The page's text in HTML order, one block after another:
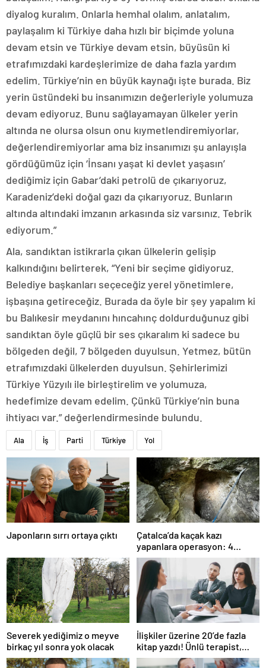
diyalog kuralım. Onlarla hemhal olalım, anlatalım,
paylaşalım ki Türkiye daha hızlı bir biçimde yoluna
devam etsin ve Türkiye devam etsin, büyüsün ki
etrafımızdaki kardeşlerimize de daha fazla yardım
edelim. Türkiye’nin en büyük kaynağı işte burada. Biz
yerin üstündeki bu insanımızın değerleriyle yolumuza
devam ediyoruz. Bunu sağlayamayan ülkeler yerin
altında ne olursa olsun onu kıymetlendiremiyorlar,
değerlendiremiyorlar ama biz insanımızı şu anlayışla
gördüğümüz için ‘İnsanı yaşat ki devlet yaşasın’
dediğimiz için Gabar’daki petrolü de çıkarıyoruz,
Karadeniz’deki doğal gazı da çıkarıyoruz. Bunların
altında altındaki imzanın arkasında siz varsınız. Tebrik
ediyorum.”
Ala, sandıktan istikrarla çıkan ülkelerin gelişip
kalkındığını belirterek, “Yeni bir seçime gidiyoruz.
Belediye başkanları seçeceğiz yerel yönetimlere,
işbaşına getireceğiz. Burada da öyle bir şey yapalım ki
bu Balıkesir meydanını hıncahınç doldurduğunuz gibi
sandıktan öyle güçlü bir ses çıkaralım ki sadece bu
bölgeden değil, 7 bölgeden duyulsun. Yetmez, bütün
etrafımızdaki ülkelerden duyulsun. Şehirlerimizi
Türkiye Yüzyılı ile birleştirelim ve yolumuza,
hedefimize devam edelim. Çünkü Türkiye’nin buna
ihtiyacı var.” değerlendirmesinde bulundu.
Ala İş Parti Türkiye Yol
Japonların sırrı ortaya çıktı
Çatalca’da kaçak kazı
yapanlara operasyon: 4
gözaltı
Severek yediğimiz o meyve
birkaç yıl sonra yok olacak
İlişkiler üzerine 20’de fazla
kitap yazdı! Ünlü terapist,
boşanmaların gerçek